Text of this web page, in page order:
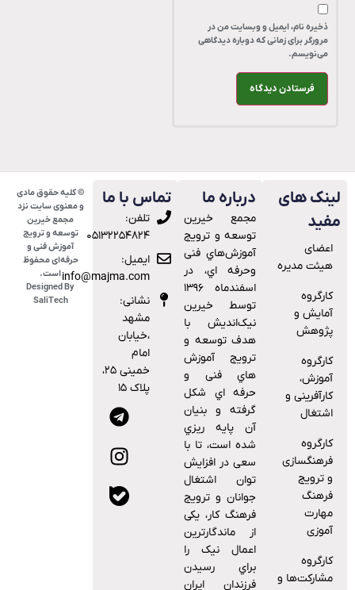
ذخیره نام، ایمیل و وبسایت من در
مرورگر برای زمانی که دوباره دیدگاهی
می‌نویسم.
های
اعضای
هیئت مدیره
کارگروه
آمایش و
پژوهش
کارگروه
آموزش،
کارآفرینی و
اشتغال
کارگروه
فرهنگسازی
و ترویج
فرهنگ
مهارت
آموزی
کارگروه
مشارکت‌ها و
درباره ما
ﻣﺠﻤﻊ ﺧﯿﺮﯾﻦ
ﺗﻮﺳﻌﻪ و ﺗﺮوﯾﺞ
آﻣﻮزش‌ﻫﺎي ﻓﻨﯽ
وﺣﺮﻓﻪ اي، در
اﺳﻔﻨﺪﻣﺎه ۱۳۹۶
توسط خیرین
نیک‌اندیش با
هدف ﺗﻮﺳﻌﻪ و
ﺗﺮوﯾﺞ آﻣﻮزش
ﻫﺎي ﻓﻨﯽ و
ﺣﺮﻓﻪ اي ﺷﮑﻞ
ﮔﺮﻓﺘﻪ و ﺑﻨﯿﺎن
آن ﭘﺎﯾﻪ رﯾﺰي
ﺷﺪه اﺳﺖ، ﺗﺎ ﺑﺎ
ﺳﻌﯽ در اﻓﺰاﯾﺶ
ﺗﻮان اﺷﺘﻐﺎل
ﺟﻮاﻧﺎن و ﺗﺮوﯾﺞ
ﻓﺮﻫﻨﮓ ﮐﺎر، ﯾﮑﯽ
از ﻣﺎﻧﺪﮔﺎرﺗﺮﯾﻦ
اﻋﻤﺎل ﻧﯿﮏ را
ﺑﺮاي رﺳﯿﺪن
ﻓﺮزﻧﺪان اﯾﺮان
تماس با ما
تلفن:
۰۵۱۳۲۲۵۴۸۲۴
ایمیل:
info@majma.com
نشانی:
مشهد
،خیابان
خمینی ۲۵،
پلاک ۱۵
© کلیه حقوق مادی
و معنوی سایت نزد
مجمع خیرین
توسعه و ترویج
آموزش فنی و
حرفه‌ای محفوظ
است.
Designed By
SaliTech